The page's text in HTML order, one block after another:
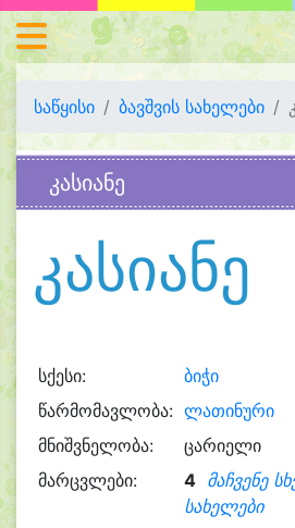
საწყისი ბავშვის სახელები
კასიანე
კასიანე
სქესი:
ბიჭი
წარმომავლობა: ლათინური
მნიშვნელობა:
ცარიელი
მარცვლები:
4 მაჩვენე
სახელები